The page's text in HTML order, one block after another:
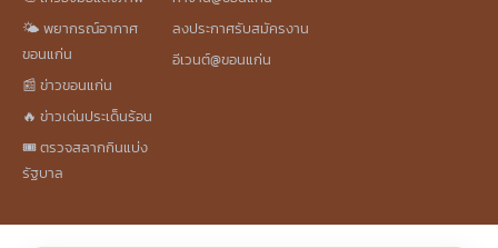
🌤️ พยากรณ์อากาศ
ขอนแก่น
📰 ข่าวขอนแก่น
🔥 ข่าวเด่นประเด็นร้อน
🎟️ ตรวจสลากกินแบ่ง
รัฐบาล
ลงประกาศรับสมัครงาน
อีเวนต์@ขอนแก่น